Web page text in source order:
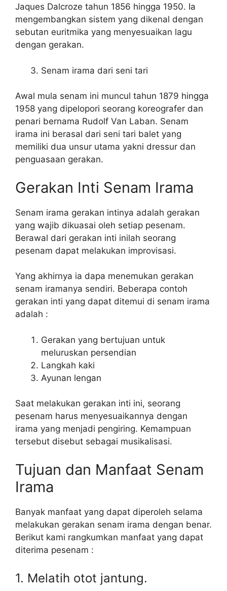
Jaques Dalcroze tahun 1856 hingga 1950. Ia
mengembangkan sistem yang dikenal dengan
sebutan euritmika yang menyesuaikan lagu
dengan gerakan.
Senam irama dari seni tari
Awal mula senam ini muncul tahun 1879 hingga
1958 yang dipelopori seorang koreografer dan
penari bernama Rudolf Van Laban. Senam
irama ini berasal dari seni tari balet yang
memiliki dua unsur utama yakni dressur dan
penguasaan gerakan.
Gerakan Inti Senam Irama
Senam irama gerakan intinya adalah gerakan
yang wajib dikuasai oleh setiap pesenam.
Berawal dari gerakan inti inilah seorang
pesenam dapat melakukan improvisasi.
Yang akhirnya ia dapa menemukan gerakan
senam iramanya sendiri. Beberapa contoh
gerakan inti yang dapat ditemui di senam irama
adalah :
Gerakan yang bertujuan untuk
meluruskan persendian
Langkah kaki
Ayunan lengan
Saat melakukan gerakan inti ini, seorang
pesenam harus menyesuaikannya dengan
irama yang menjadi pengiring. Kemampuan
tersebut disebut sebagai musikalisasi.
Tujuan dan Manfaat Senam
Irama
Banyak manfaat yang dapat diperoleh selama
melakukan gerakan senam irama dengan benar.
Berikut kami rangkumkan manfaat yang dapat
diterima pesenam :
1. Melatih otot jantung.